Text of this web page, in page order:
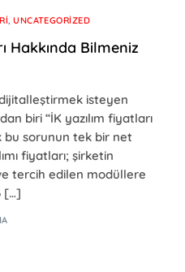
,UNCATEGORIZED
Hakkında Bilmeniz
isteyen
biri “İK yazılım fiyatları
bu sorunun tek bir net
fiyatları; şirketin
tercih edilen modüllere
[…]